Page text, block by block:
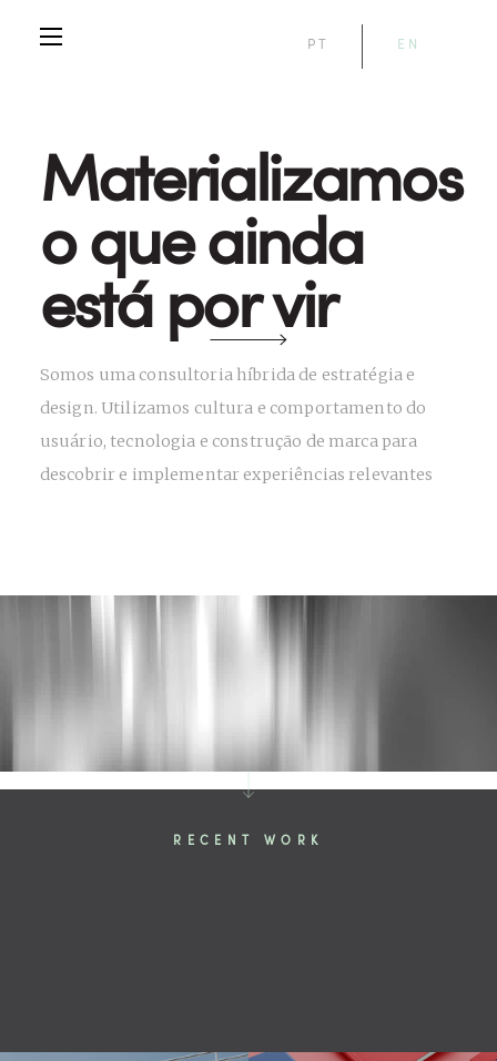
PT EN
Materializamos
o que ainda
está por vir
Somos uma consultoria híbrida de estratégia e
design. Utilizamos cultura e comportamento do
usuário, tecnologia e construção de marca para
descobrir e implementar experiências relevantes
RECENT WORK